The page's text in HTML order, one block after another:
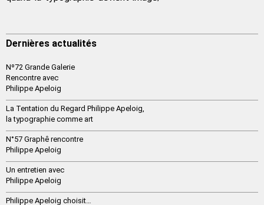
Dernières actualités
Nº72 Grande Galerie
Rencontre avec
Philippe Apeloig
La Tentation du Regard Philippe Apeloig,
la typographie comme art
N°57 Graphê rencontre
Philippe Apeloig
Un entretien avec
Philippe Apeloig
Philippe Apeloig choisit…